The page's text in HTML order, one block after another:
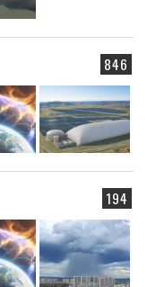
846
194